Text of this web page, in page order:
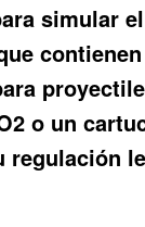
simular
o un
regulación